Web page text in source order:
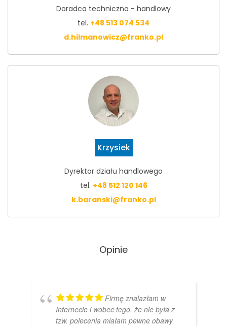
Doradca techniczno - handlowy
tel. +48 513 074 534
d.hilmanowicz@franko.pl
Krzysiek
Dyrektor działu handlowego
tel. +48 512 120 146
k.baranski@franko.pl
Opinie
Firmę znalazłam w
Internecie i wobec tego, że nie była z
tzw. polecenia miałam pewne obawy